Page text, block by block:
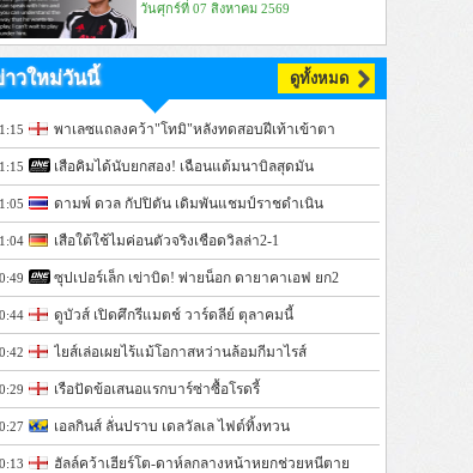
วันศุกร์ที่ 07 สิงหาคม 2569
วใหม่วันนี้ ดูทั้งหมด
พาเลซแถลงคว้า"โทมิ"หลังทดสอบฝีเท้าเข้าตา
เสือคิมได้นับยกสอง! เฉือนแต้มนาบิลสุดมัน
ดามพ์ ดวล กัปปิตัน เดิมพันแชมป์ราชดำเนิน
เสือใต้ใช้ไมค่อนตัวจริงเชือดวิลล่า2-1
ซุปเปอร์เล็ก เข่าบิด! พ่ายน็อก ดายาคาเอฟ ยก2
ดูบัวส์ เปิดศึกรีแมตช์ วาร์ดลีย์ ตุลาคมนี้
ไยส์เล่อเผยไร้แม้โอกาสหว่านล้อมกีมาไรส์
เรือปัดข้อเสนอแรกบาร์ซ่าซื้อโรดรี้
เอลกินส์ ลั่นปราบ เดลวัลเล ไฟต์ทิ้งทวน
ฮัลล์คว้าเฮียร์โต-ดาห์ลกลางหน้าหยกช่วยหนีตาย